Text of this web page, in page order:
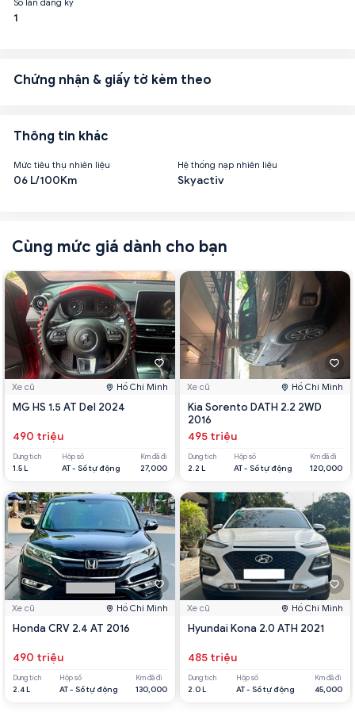
Số lần đăng ký
1
Chứng nhận & giấy tờ kèm theo
Thông tin khác
Mức tiêu thụ nhiên liệu
06 L/100Km
Hệ thống nạp nhiên liệu
Skyactiv
Cùng mức giá dành cho bạn
Xe cũ Hồ Chí Minh
MG HS 1.5 AT Del 2024
490 triệu
Dung tích
1.5 L
Hộp số
AT - Số tự động
Km đã đi
27,000
Xe cũ Hồ Chí Minh
Honda CRV 2.4 AT 2016
490 triệu
Dung tích
2.4 L
Hộp số
AT - Số tự động
Km đã đi
130,000
Xe cũ Hồ Chí Minh
Kia Sorento DATH 2.2 2WD
2016
495 triệu
Dung tích
2.2 L
Hộp số
AT - Số tự động
Km đã đi
120,000
Xe cũ Hồ Chí Minh
Hyundai Kona 2.0 ATH 2021
485 triệu
Dung tích
2.0 L
Hộp số
AT - Số tự động
Km đã đi
45,000